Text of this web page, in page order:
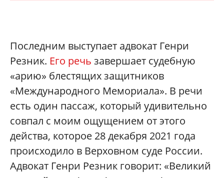
Последним выступает адвокат Генри
Резник. Его речь завершает судебную
«арию» блестящих защитников
«Международного Мемориала». В речи
есть один пассаж, который удивительно
совпал с моим ощущением от этого
действа, которое 28 декабря 2021 года
происходило в Верховном суде России.
Адвокат Генри Резник говорит: «Великий